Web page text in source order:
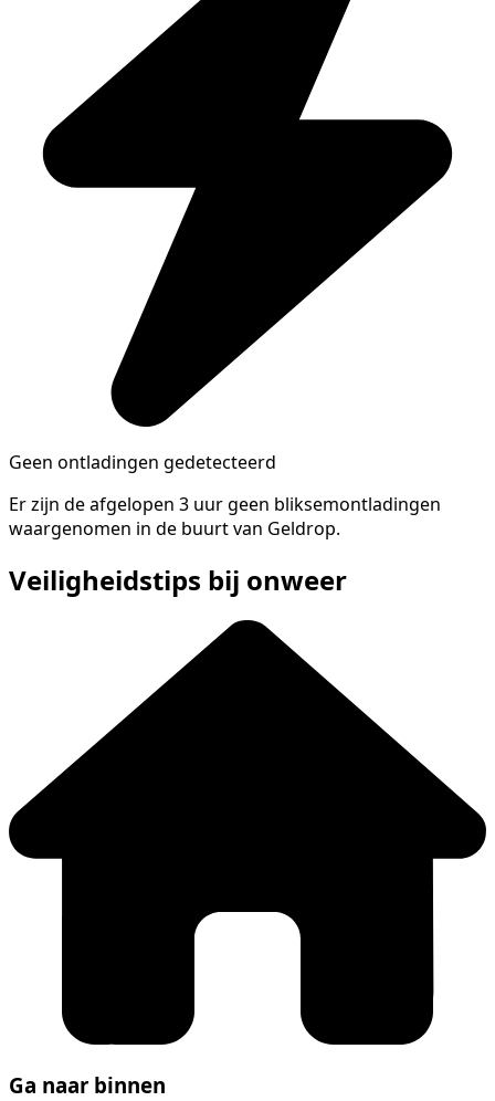
Geen ontladingen gedetecteerd
Er zijn de afgelopen 3 uur geen bliksemontladingen
waargenomen in de buurt van Geldrop.
Veiligheidstips bij onweer
Ga naar binnen